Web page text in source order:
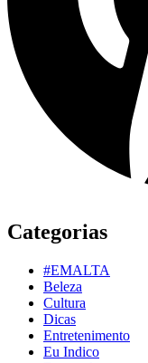
Categorias
#EMALTA
Beleza
Cultura
Dicas
Entretenimento
Eu Indico